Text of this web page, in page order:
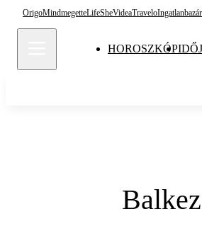
OrigoMindmegetteLifeSheVideaTraveloIngatlanbazár
HOROSZKÓP